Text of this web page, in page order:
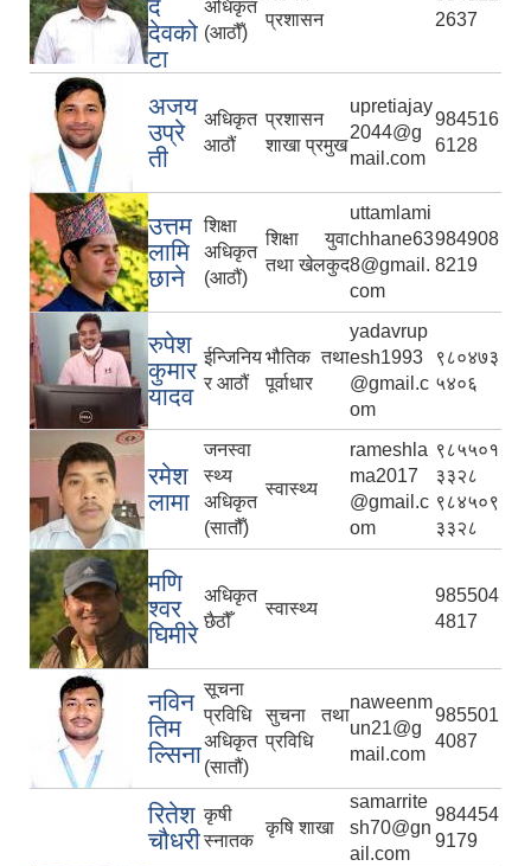
द
देवको
टा
अधिकृत
(आठौँ)
प्रशासन
2637
अजय
उप्रे
ती
अधिकृत
आठौं
प्रशासन
शाखा प्रमुख
upretiajay
2044@g
mail.com
984516
6128
उत्तम
लामि
छाने
शिक्षा
अधिकृत
(आठौं)
शिक्षा युवा
तथा खेलकुद
uttamlami
chhane63
8@gmail.
com
984908
8219
रुपेश
कुमार
यादव
ईन्जिनिय
र आठौं
भौतिक तथा
पूर्वाधार
yadavrup
esh1993
@gmail.c
om
९८०४७३
५४०६
रमेश
लामा
जनस्वा
स्थ्य
अधिकृत
(सातौँ)
स्वास्थ्य
rameshla
ma2017
@gmail.c
om
९८५५०१
३३२८
९८४५०९
३३२८
मणि
श्वर
घिमीरे
अधिकृत
छैठौँ
स्वास्थ्य
985504
4817
नविन
तिम
ल्सिना
सूचना
प्रविधि
अधिकृत
(सातौं)
सुचना तथा
प्रविधि
naweenm
un21@g
mail.com
985501
4087
रितेश
चौधरी
कृषी
स्नातक
कृषि शाखा
samarrite
sh70@gn
ail.com
984454
9179